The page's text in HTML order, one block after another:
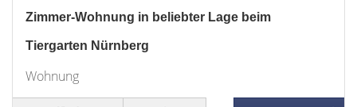
Zimmer-Wohnung in beliebter Lage beim
Tiergarten Nürnberg
Wohnung